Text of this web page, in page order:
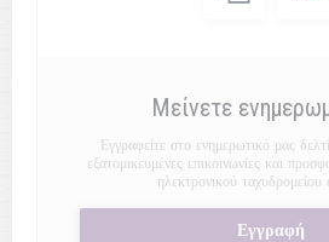
Μείνετε
Εγγραφείτε στο ενημερωτικό μας
εξατομικευμένες επικοινωνίες και
ηλεκτρονικού ταχυδρομείου
Εγγραφή